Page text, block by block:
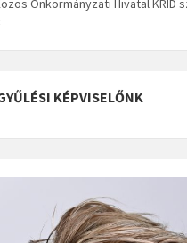
Önkormányzati Hivatal KRID
KÉPVISELŐNK